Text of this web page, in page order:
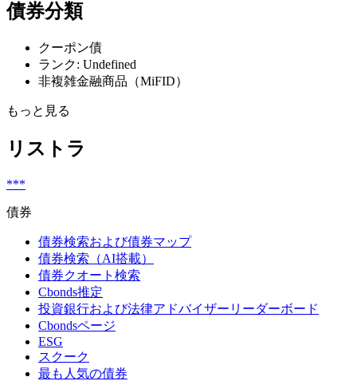
債券分類
クーポン債
ランク: Undefined
非複雑金融商品（MiFID）
もっと見る
リストラ
***
債券
債券検索および債券マップ
債券検索（AI搭載）
債券クオート検索
Cbonds推定
投資銀行および法律アドバイザーリーダーボード
Cbondsページ
ESG
スクーク
最も人気の債券